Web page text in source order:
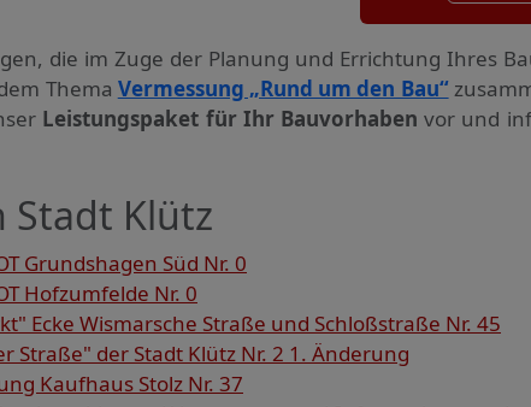
die im Zuge der Planung und Errichtung Ihres
Thema Vermessung „Rund um den Bau“
Leistungspaket für Ihr Bauvorhaben vor und
Stadt Klütz
Grundshagen Süd Nr. 0
Hofzumfelde Nr. 0
Ecke Wismarsche Straße und Schloßstraße Nr. 45
Straße" der Stadt Klütz Nr. 2 1. Änderung
Kaufhaus Stolz Nr. 37